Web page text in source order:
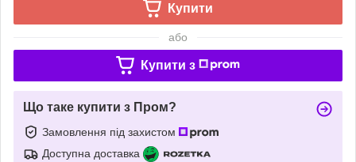
Купити
або
Купити з
Що таке купити з Пром?
Замовлення під захистом
Доступна доставка